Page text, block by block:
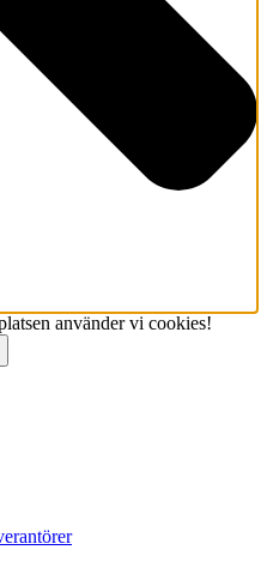
använder vi cookies!